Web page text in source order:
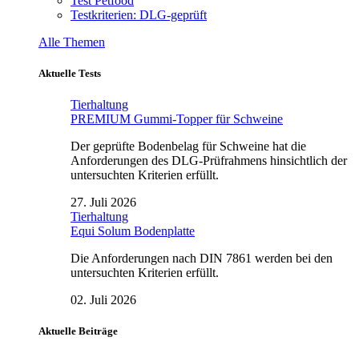
Testkriterien: DLG-geprüft
Alle Themen
Aktuelle Tests
Tierhaltung
PREMIUM Gummi-Topper für Schweine
Der geprüfte Bodenbelag für Schweine hat die
Anforderungen des DLG-Prüfrahmens hinsichtlich der
untersuchten Kriterien erfüllt.
27. Juli 2026
Tierhaltung
Equi Solum Bodenplatte
Die Anforderungen nach DIN 7861 werden bei den
untersuchten Kriterien erfüllt.
02. Juli 2026
Aktuelle Beiträge